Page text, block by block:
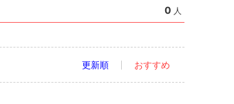
0 人
更新順 おすすめ